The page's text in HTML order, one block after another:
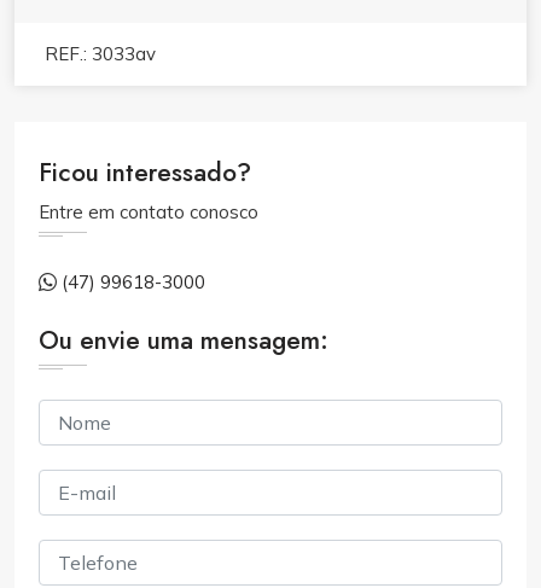
REF.: 3033av
Ficou interessado?
Entre em contato conosco
(47) 99618-3000
Ou envie uma mensagem: